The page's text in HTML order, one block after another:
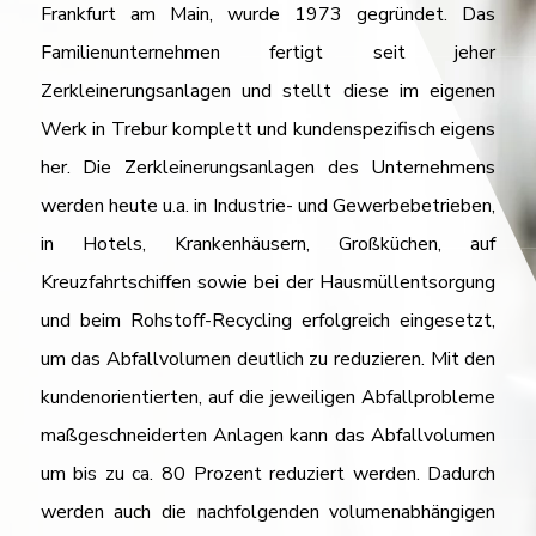
Frankfurt am Main, wurde 1973 gegründet. Das
Familienunternehmen fertigt seit jeher
Zerkleinerungsanlagen und stellt diese im eigenen
Werk in Trebur komplett und kundenspezifisch eigens
her. Die Zerkleinerungsanlagen des Unternehmens
werden heute u.a. in Industrie- und Gewerbebetrieben,
in Hotels, Krankenhäusern, Großküchen, auf
Kreuzfahrtschiffen sowie bei der Hausmüllentsorgung
und beim Rohstoff-Recycling erfolgreich eingesetzt,
um das Abfallvolumen deutlich zu reduzieren. Mit den
kundenorientierten, auf die jeweiligen Abfallprobleme
maßgeschneiderten Anlagen kann das Abfallvolumen
um bis zu ca. 80 Prozent reduziert werden. Dadurch
werden auch die nachfolgenden volumenabhängigen